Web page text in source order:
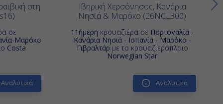
στη
σε
Μαρόκο
Costa
Ιβηρική Χερσόνησος, Κανάρια
Νησιά & Μαρόκο (26NCL300)
11ήμερη κρουαζιέρα σε Πορτογαλία -
Κανάρια Νησιά - Ισπανία - Μαρόκο -
Γιβραλτάρμε το κρουαζιερόπλοιο
Norwegian Star
Αναλυτικά